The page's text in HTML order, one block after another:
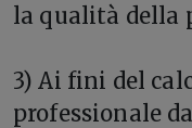
la qualità della
3) Ai fini del
professionale